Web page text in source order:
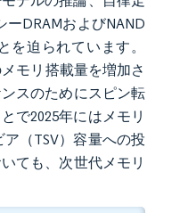
DRAMおよびNAND
迫られています。
モリ搭載量を増加さ
スのためにスピン転
で2025年にはメモリ
（TSV）容量への投
ても、次世代メモリ